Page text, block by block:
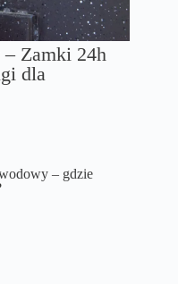
Zamki 24h
dla
– gdzie